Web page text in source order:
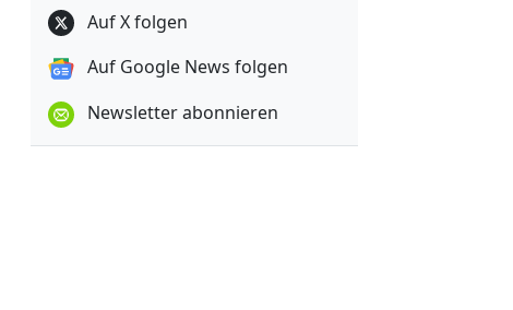
Auf X folgen
Auf Google News folgen
Newsletter abonnieren